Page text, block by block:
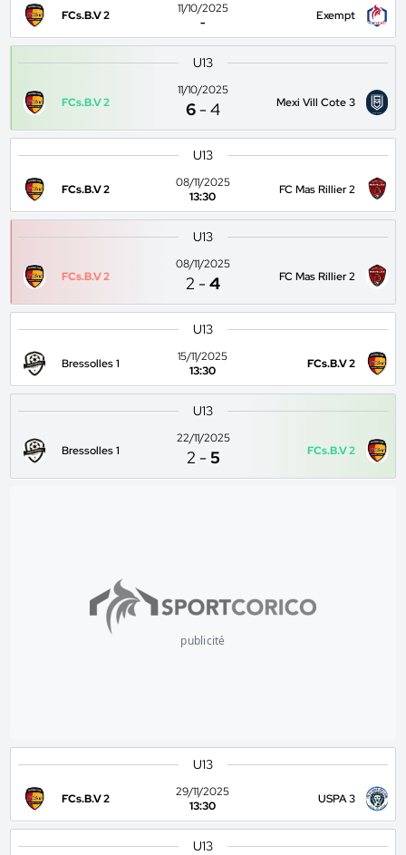
FCs.B.V 2
11/10/2025
-
Exempt
U13
FCs.B.V 2
11/10/2025
6 -4 Mexi Vill Cote 3
U13
FCs.B.V 2
08/11/2025
13:30
FC Mas Rillier 2
U13
FCs.B.V 2
08/11/2025
2 -4 FC Mas Rillier 2
U13
Bressolles 1
15/11/2025
13:30
FCs.B.V 2
U13
Bressolles 1
22/11/2025
2 -5 FCs.B.V 2
publicité
U13
FCs.B.V 2
29/11/2025
13:30
USPA 3
U13